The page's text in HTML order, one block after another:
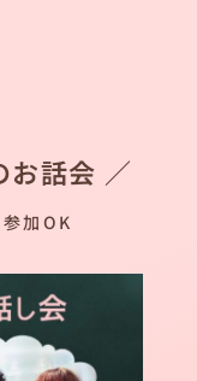
お話会 ／
加OK